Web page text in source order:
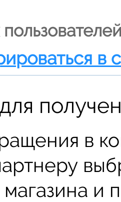
в
в
и